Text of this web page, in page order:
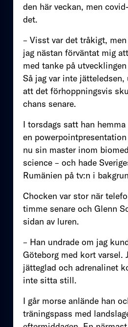
den här veckan, men
det.
– Visst var det tråkigt,
jag nästan förväntat mig
med tanke på
Så jag var inte jätteledsen,
att det förhoppningsvis
chans senare.
I torsdags satt han
en
nu sin master inom
science – och hade
Rumänien på tv:n i
Chocken var stor när
timme senare och Glenn
sidan av luren.
– Han undrade om jag
Göteborg med kort varsel.
jätteglad och adrenalinet
inte sitta still.
I går morse anlände han
träningspass med